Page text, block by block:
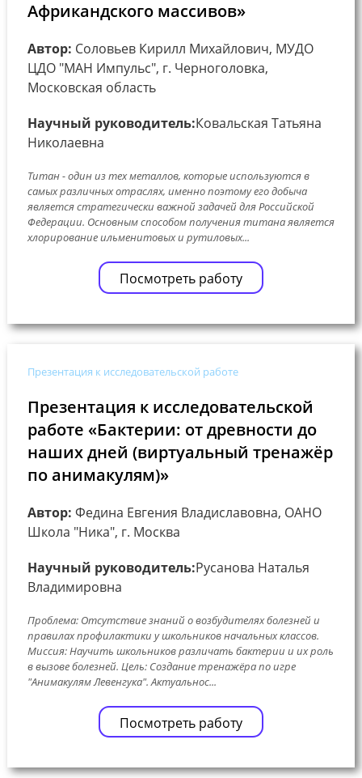
Африкандского массивов»
Автор: Соловьев Кирилл Михайлович, МУДО
ЦДО "МАН Импульс", г. Черноголовка,
Московская область
Научный руководитель:Ковальская Татьяна
Николаевна
Титан - один из тех металлов, которые используются в
самых различных отраслях, именно поэтому его добыча
является стратегически важной задачей для Российской
Федерации. Основным способом получения титана является
хлорирование ильменитовых и рутиловых...
Посмотреть работу
Презентация к исследовательской работе
Презентация к исследовательской
работе «Бактерии: от древности до
наших дней (виртуальный тренажёр
по анимакулям)»
Автор: Федина Евгения Владиславовна, ОАНО
Школа "Ника", г. Москва
Научный руководитель:Русанова Наталья
Владимировна
Проблема: Отсутствие знаний о возбудителях болезней и
правилах профилактики у школьников начальных классов.
Миссия: Научить школьников различать бактерии и их роль
в вызове болезней. Цель: Создание тренажёра по игре
"Анимакулям Левенгука". Актуальнос...
Посмотреть работу